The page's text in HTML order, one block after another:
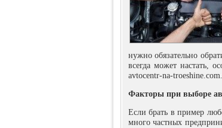
нужно обязательно
всегда может настать,
avtocentr-na-
Факторы при выборе
Если брать в пример
много частных